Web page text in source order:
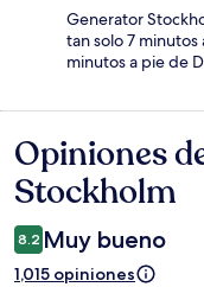
Generator
tan solo 7
minutos a pie de
Opiniones
Opiniones
Stockholm
8.2 Muy bueno
1,015 opiniones